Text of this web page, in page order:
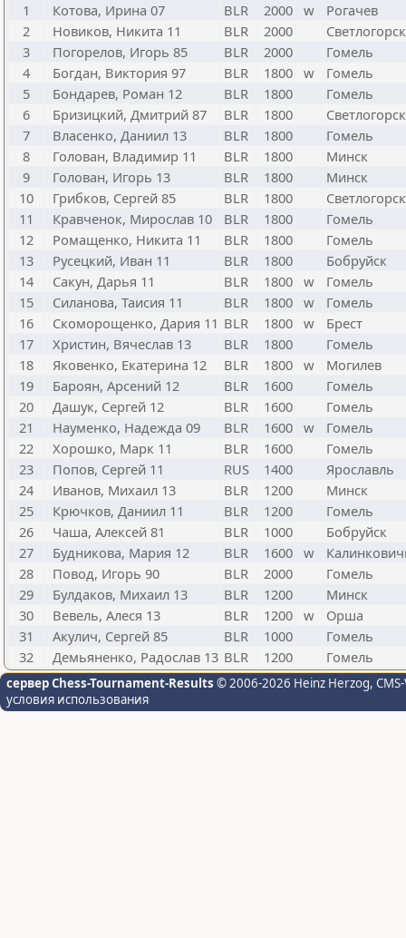
1
Котова, Ирина 07 BLR 2000 w
Рогачев
2
Новиков, Никита 11 BLR 2000
Светлогорск
3
Погорелов, Игорь 85 BLR 2000
Гомель
4
Богдан, Виктория 97 BLR 1800 w
Гомель
5
Бондарев, Роман 12 BLR 1800
Гомель
6
Бризицкий, Дмитрий 87 BLR 1800
Светлогорск
7
Власенко, Даниил 13 BLR 1800
Гомель
8
Голован, Владимир 11 BLR 1800
Минск
9
Голован, Игорь 13 BLR 1800
Минск
10
Грибков, Сергей 85 BLR 1800
Светлогорск
11
Кравченок, Мирослав 10 BLR 1800
Гомель
12
Ромащенко, Никита 11 BLR 1800
Гомель
13
Русецкий, Иван 11 BLR 1800
Бобруйск
14
Сакун, Дарья 11 BLR 1800 w
Гомель
15
Силанова, Таисия 11 BLR 1800 w
Гомель
16
Скоморощенко, Дария 11 BLR 1800 w
Брест
17
Христин, Вячеслав 13 BLR 1800
Гомель
18
Яковенко, Екатерина 12 BLR 1800 w
Могилев
19
Бароян, Арсений 12 BLR 1600
Гомель
20
Дашук, Сергей 12 BLR 1600
Гомель
21
Науменко, Надежда 09 BLR 1600 w
Гомель
22
Хорошко, Марк 11 BLR 1600
Гомель
23
Попов, Сергей 11 RUS 1400
Ярославль
24
Иванов, Михаил 13 BLR 1200
Минск
25
Крючков, Даниил 11 BLR 1200
Гомель
26
Чаша, Алексей 81 BLR 1000
Бобруйск
27
Будникова, Мария 12 BLR 1600 w
28
Повод, Игорь 90 BLR 2000
Гомель
29
Булдаков, Михаил 13 BLR 1200
Минск
30
Вевель, Алеся 13 BLR 1200 w
Орша
31
Акулич, Сергей 85 BLR 1000
Гомель
32
Демьяненко, Радослав 13 BLR 1200 Гомель
сервер Chess-Tournament-Results © 2006-2026 Heinz Herzog,
условия использования